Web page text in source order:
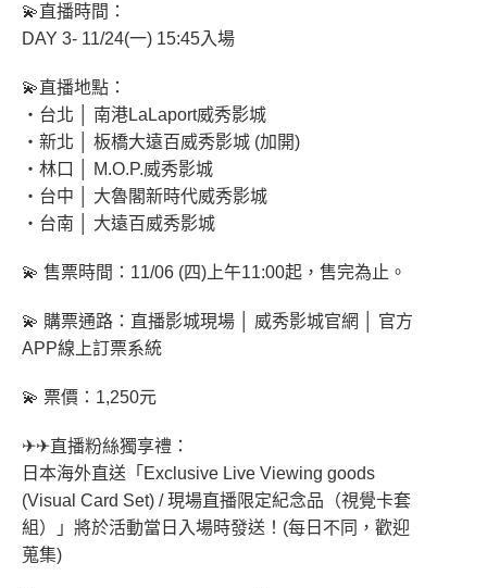
💫直播時間：
DAY 3- 11/24(一) 15:45入場
💫直播地點：
‧台北 │ 南港LaLaport威秀影城
‧新北 │ 板橋大遠百威秀影城 (加開)
‧林口 │ M.O.P.威秀影城
‧台中 │ 大魯閣新時代威秀影城
‧台南 │ 大遠百威秀影城
💫 售票時間：11/06 (四)上午11:00起，售完為止。
💫 購票通路：直播影城現場 │ 威秀影城官網 │ 官方
APP線上訂票系統
💫 票價：1,250元
✈✈直播粉絲獨享禮：
日本海外直送「Exclusive Live Viewing goods
(Visual Card Set) / 現場直播限定紀念品（視覺卡套
組）」將於活動當日入場時發送！(每日不同，歡迎
蒐集)